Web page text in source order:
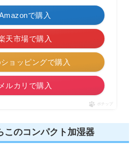
で購入
天市場で購入
ョッピングで購入
メルカリで購入
ポチップ
のコンパクト加湿器